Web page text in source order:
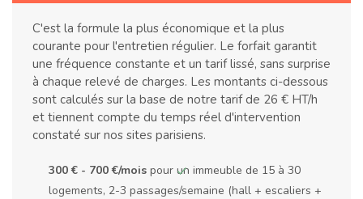
C'est la formule la plus économique et la plus
courante pour l'entretien régulier. Le forfait garantit
une fréquence constante et un tarif lissé, sans surprise
à chaque relevé de charges. Les montants ci-dessous
sont calculés sur la base de notre tarif de 26 € HT/h
et tiennent compte du temps réel d'intervention
constaté sur nos sites parisiens.
300 € - 700 €/mois pour un immeuble de 15 à 30
logements, 2-3 passages/semaine (hall + escaliers +